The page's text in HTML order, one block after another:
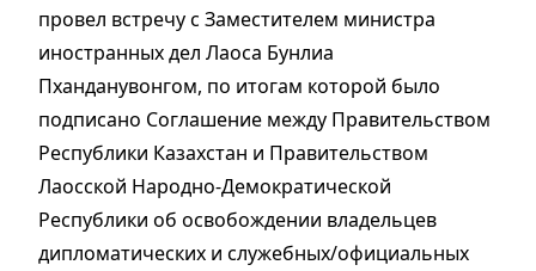
провел встречу с Заместителем министра
иностранных дел Лаоса Бунлиа
Пханданувонгом, по итогам которой было
подписано Соглашение между Правительством
Республики Казахстан и Правительством
Лаосской Народно-Демократической
Республики об освобождении владельцев
дипломатических и служебных/официальных